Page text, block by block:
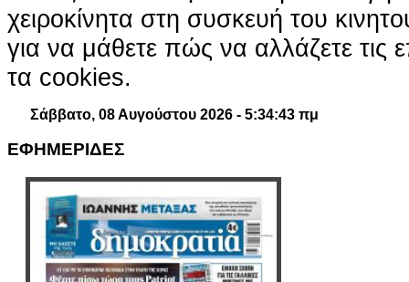
χειροκίνητα στη συσκευή του
για να μάθετε πώς να αλλάζετε τις
τα cookies.
Σάββατο, 08 Αυγούστου 2026 - 5:34:44 πμ
ΕΦΗΜΕΡΙΔΕΣ